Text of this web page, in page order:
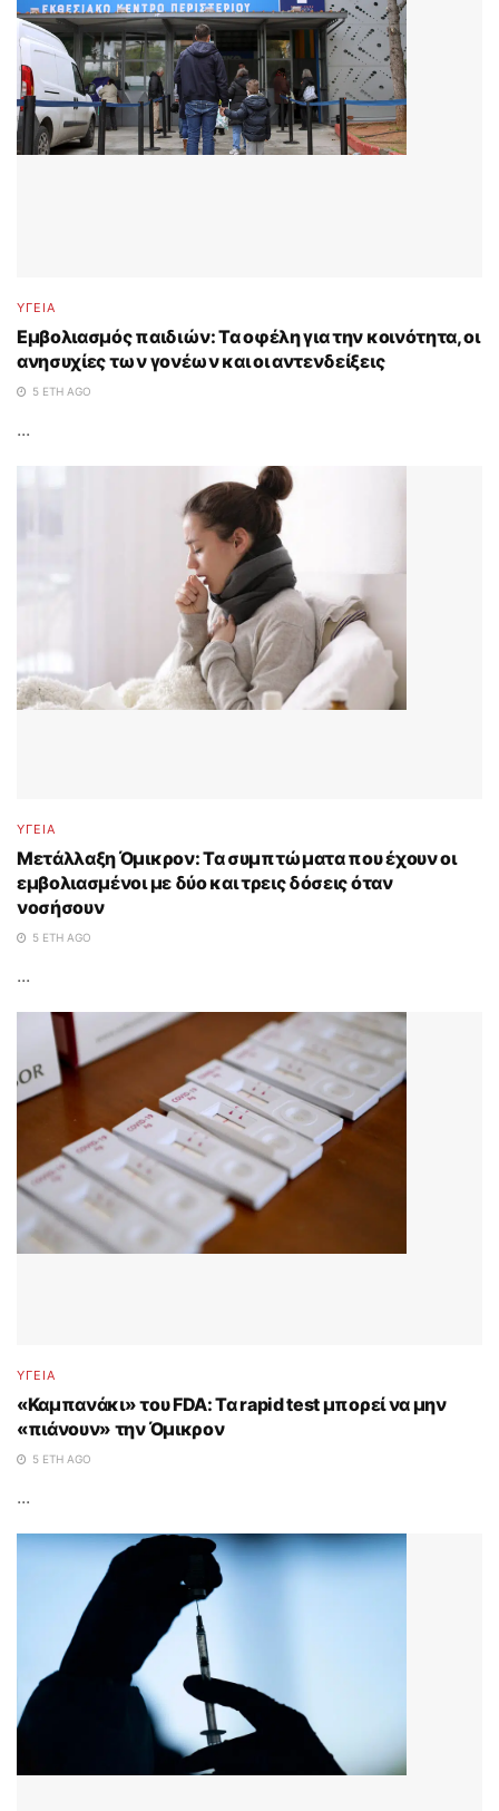
ΥΓΕΙΑ
Εμβολιασμός παιδιών: Τα οφέλη για την κοινότητα, οι
ανησυχίες των γονέων και οι αντενδείξεις
5 ΈΤΗ AGO
...
ΥΓΕΙΑ
Μετάλλαξη Όμικρον: Τα συμπτώματα που έχουν οι
εμβολιασμένοι με δύο και τρεις δόσεις όταν
νοσήσουν
5 ΈΤΗ AGO
...
ΥΓΕΙΑ
«Καμπανάκι» του FDA: Τα rapid test μπορεί να μην
«πιάνουν» την Όμικρον
5 ΈΤΗ AGO
...